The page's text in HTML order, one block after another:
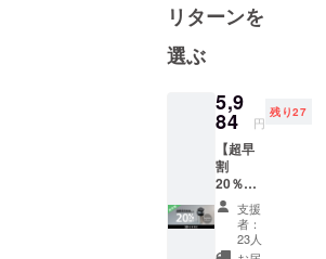
リターンを
選ぶ
5,9
84 円
残り27
【超早
割
20％OF
F】 ■リ
ターン
内容
CanHol
支援
者：
23人